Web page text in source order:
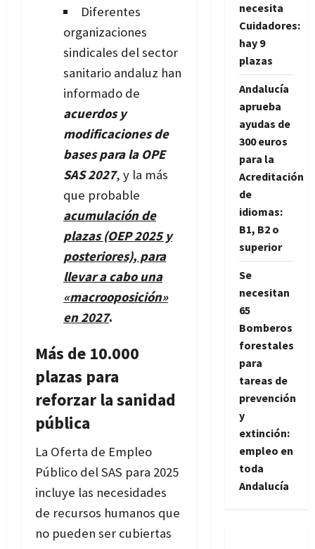
Diferentes
organizaciones
sindicales del sector
sanitario andaluz han
informado de
acuerdos y
modificaciones de
bases para la OPE
SAS 2027, y la más
que probable
acumulación de
plazas (OEP 2025 y
posteriores), para
llevar a cabo una
«macrooposición»
en 2027.
Más de 10.000
plazas para
reforzar la sanidad
pública
La Oferta de Empleo
Público del SAS para 2025
incluye las necesidades
de recursos humanos que
no pueden ser cubiertas
necesita
Cuidadores:
hay 9
plazas
Andalucía
aprueba
ayudas de
300 euros
para la
Acreditación
de
idiomas:
B1, B2 o
superior
Se
necesitan
65
Bomberos
forestales
para
tareas de
prevención
y
extinción:
empleo en
toda
Andalucía